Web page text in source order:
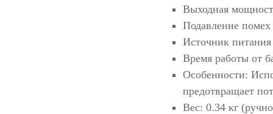
Выходная
Подавление
Источник
Время работы от
Особенности:
предотвращает
Вес: 0.34 кг